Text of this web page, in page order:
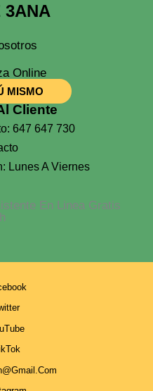
3ANA
MISMO
Cliente
647 647 730
Lunes A Viernes
En Linea Gratis